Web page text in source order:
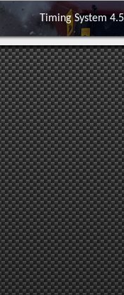
Timing System